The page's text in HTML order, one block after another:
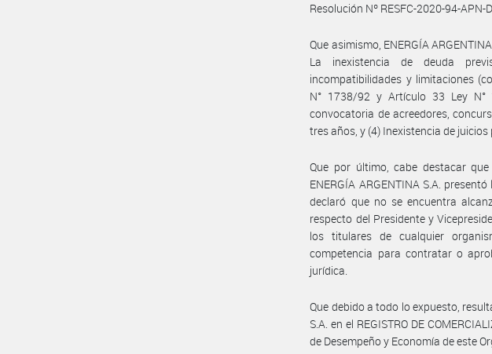
Resolución Nº RESFC-2020-94-APN-
Que asimismo, ENERGÍA
La inexistencia de deuda
incompatibilidades y limitaciones
N° 1738/92 y Artículo 33 Ley N°
convocatoria de acreedores,
tres años, y (4) Inexistencia de
Que por último, cabe destacar
ENERGÍA ARGENTINA S.A.
declaró que no se encuentra
respecto del Presidente y
los titulares de cualquier
competencia para contratar o
jurídica.
Que debido a todo lo expuesto,
S.A. en el REGISTRO DE
de Desempeño y Economía de este